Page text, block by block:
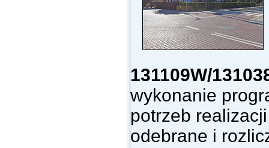
131109W/
wykonanie
potrzeb
odebrane i